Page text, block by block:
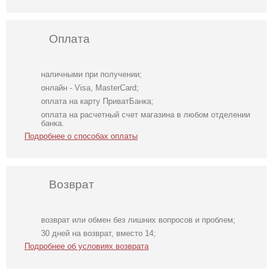
Оплата
наличными при получении;
онлайн - Visa, MasterCard;
оплата на карту ПриватБанка;
оплата на расчетный счет магазина в любом отделении
банка.
Подробнее о способах оплаты
Возврат
возврат или обмен без лишних вопросов и проблем;
30 дней на возврат, вместо 14;
Подробнее об условиях возврата
Вечернее
нарядное
корсетное
Облегающее
вечернее платье
черного цвета с